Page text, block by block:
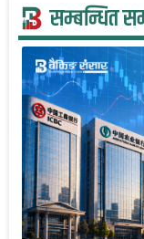
सम्बन्धित